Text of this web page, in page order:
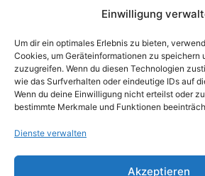
Einwilligung
Um dir ein optimales Erlebnis zu bieten,
Cookies, um Geräteinformationen zu speichern
zuzugreifen. Wenn du diesen Technologien
wie das Surfverhalten oder eindeutige IDs auf
Wenn du deine Einwilligung nicht erteilst oder
bestimmte Merkmale und Funktionen
Dienste verwalten
Akzeptieren
Presse
AGB
Versand und
Zahlungsarten
Copyright © 2026 Pfandpirat |
Internet & PR-